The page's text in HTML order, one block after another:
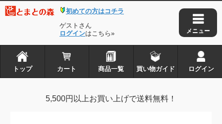
初めての方はコチラ
ゲストさん
ログインはこちら»
トップ カート 商品一覧 買い物ガイド ログイン
5,500円以上お買い上げで送料無料！
トップ
ログイン
とまとの森は株式会社アイ・タックルの
登録商標です